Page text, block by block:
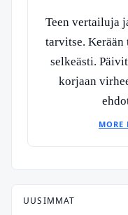
Teen vertailuja
tarvitse.
selkeästi.
korjaan
MORE
UUSIMMAT